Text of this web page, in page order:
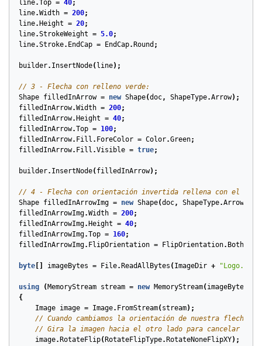
line.Top = 40;
line.Width = 200;
line. Height = 20;
line.StrokeWeight = 5.0;
line.Stroke. EndCap = EndCap. Round ;
builder. InsertNode( line);
// 3 - Flecha con relleno verde:
Shape filledInArrow = new Shape(doc, ShapeType.Arrow);
filledInArrow.Width = 200;
filledInArrow. Height = 40;
filledInArrow.Top = 100;
filledInArrow. Fill . ForeColor = Color.Green;
filledInArrow. Fill .Visible = true;
builder. InsertNode( filledInArrow);
// 4 - Flecha con orientación invertida rellena con el
Shape filledInArrowImg = new Shape(doc, ShapeType.Arrow
filledInArrowImg.Width = 200;
filledInArrowImg. Height = 40;
filledInArrowImg.Top = 160;
filledInArrowImg. FlipOrientation = FlipOrientation. Both
byte imageBytes = File. ReadAllBytes ( ImageDir + "Logo.jpg"
using ( MemoryStream stream = new MemoryStream( imageBytes
{
Image image = Image. FromStream( stream);
// Cuando cambiamos la orientación de nuestra flecha,
// Gira la imagen hacia el otro lado para cancelar esto
image. RotateFlip( RotateFlipType. RotateNoneFlipXY);